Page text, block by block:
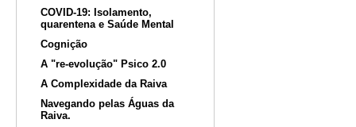
COVID-19: Isolamento,
quarentena e Saúde Mental
Cognição
A "re-evolução" Psico 2.0
A Complexidade da Raiva
Navegando pelas Águas da
Raiva.